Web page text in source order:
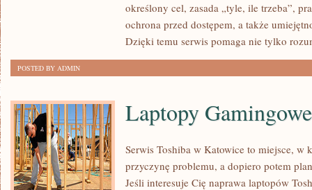
określony cel, zasada „tyle, ile trzeba”,
ochrona przed dostępem, a także
Dzięki temu serwis pomaga nie tylko
POSTED BY ADMIN
Laptopy Gamingowe
Serwis Toshiba w Katowice to miejsce, w
przyczynę problemu, a dopiero potem
Jeśli interesuje Cię naprawa laptopów